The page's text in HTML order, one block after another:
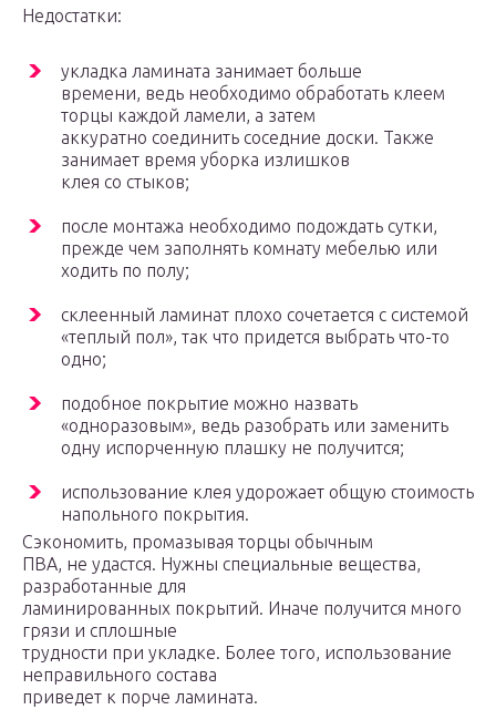
Недостатки:
укладка ламината занимает больше
времени, ведь необходимо обработать клеем
торцы каждой ламели, а затем
аккуратно соединить соседние доски. Также
занимает время уборка излишков
клея со стыков;
после монтажа необходимо подождать сутки,
прежде чем заполнять комнату мебелью или
ходить по полу;
склеенный ламинат плохо сочетается с системой
«теплый пол», так что придется выбрать что-то
одно;
подобное покрытие можно назвать
«одноразовым», ведь разобрать или заменить
одну испорченную плашку не получится;
использование клея удорожает общую стоимость
напольного покрытия.
Сэкономить, промазывая торцы обычным
ПВА, не удастся. Нужны специальные вещества,
разработанные для
ламинированных покрытий. Иначе получится много
грязи и сплошные
трудности при укладке. Более того, использование
неправильного состава
приведет к порче ламината.